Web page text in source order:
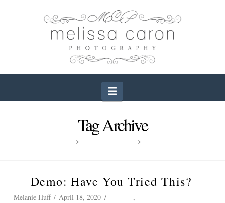
Navigation
Tag Archive
HOME
Demo: Have You Tried This?
Melanie Huff April 18, 2020 ,